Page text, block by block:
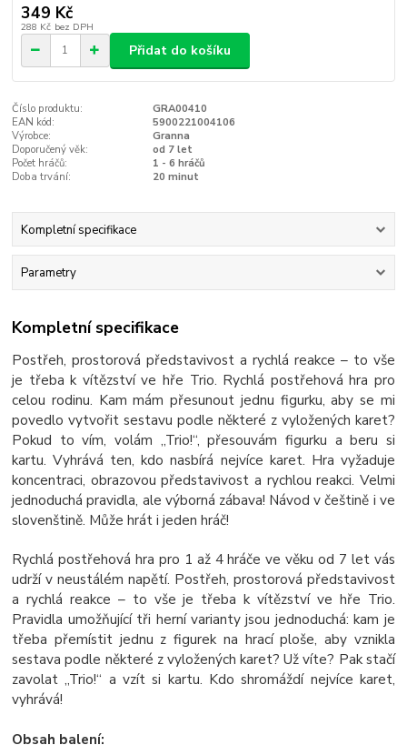
349 Kč
288 Kč bez DPH
Přidat do košíku
Číslo produktu:
GRA00410
EAN kód:
5900221004106
Výrobce:
Granna
Doporučený věk:
od 7 let
Počet hráčů:
1 - 6 hráčů
Doba trvání:
20 minut
Kompletní specifikace
Parametry
Kompletní specifikace
Postřeh, prostorová představivost a rychlá reakce – to vše
je třeba k vítězství ve hře Trio. Rychlá postřehová hra pro
celou rodinu. Kam mám přesunout jednu figurku, aby se mi
povedlo vytvořit sestavu podle některé z vyložených karet?
Pokud to vím, volám „Trio!“, přesouvám figurku a beru si
kartu. Vyhrává ten, kdo nasbírá nejvíce karet. Hra vyžaduje
koncentraci, obrazovou představivost a rychlou reakci. Velmi
jednoduchá pravidla, ale výborná zábava! Návod v češtině i ve
slovenštině. Může hrát i jeden hráč!
Rychlá postřehová hra pro 1 až 4 hráče ve věku od 7 let vás
udrží v neustálém napětí. Postřeh, prostorová představivost
a rychlá reakce – to vše je třeba k vítězství ve hře Trio.
Pravidla umožňující tři herní varianty jsou jednoduchá: kam je
třeba přemístit jednu z figurek na hrací ploše, aby vznikla
sestava podle některé z vyložených karet? Už víte? Pak stačí
zavolat „Trio!“ a vzít si kartu. Kdo shromáždí nejvíce karet,
vyhrává!
Obsah balení: